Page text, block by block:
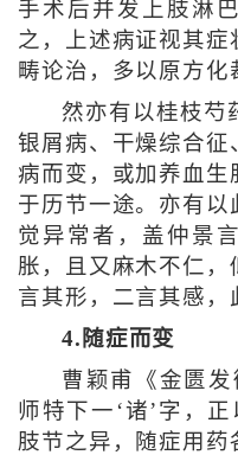
手术后并发上肢淋
之，上述病证视其
畴论治，多以原方化
然亦有以桂枝芍
银屑病、干燥综合征
病而变，或加养血生
于历节一途。亦有
觉异常者，盖仲景
胀，且又麻木不仁
言其形，二言其感，
4.随症而变
曹颖甫《金匮
师特下一‘诸’字，
肢节之异，随症用药